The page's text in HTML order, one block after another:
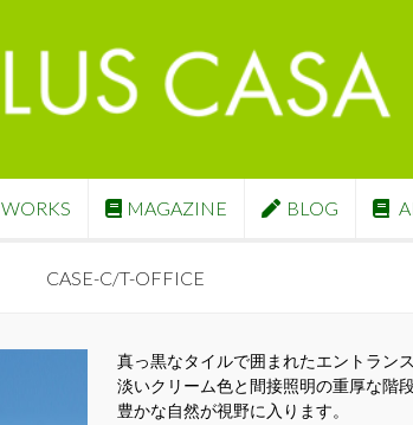
WORKS MAGAZINE BLOG
CASE-C/T-OFFICE
真っ黒なタイルで囲まれたエントラン
淡いクリーム色と間接照明の重厚な階
豊かな自然が視野に入ります。